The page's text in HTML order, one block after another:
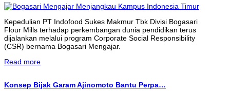
Kepedulian PT Indofood Sukes Makmur Tbk Divisi Bogasari
Flour Mills terhadap perkembangan dunia pendidikan terus
dijalankan melalui program Corporate Social Responsibility
(CSR) bernama Bogasari Mengajar.
Read more
Konsep Bijak Garam Ajinomoto Bantu Perpa…